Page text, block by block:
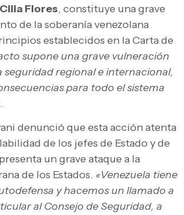
Cilia Flores, constituye una grave
de la soberanía venezolana
establecidos en la Carta de
supone una grave vulneración
seguridad regional e internacional,
para todo el sistema
.
denunció que esta acción atenta
de los jefes de Estado y de
un grave ataque a la
de los Estados. «Venezuela tiene
y hacemos un llamado a
al Consejo de Seguridad, a